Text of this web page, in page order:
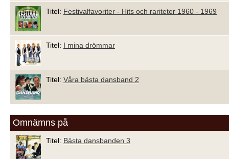
Titel: Festivalfavoriter - Hits och rariteter 1960 - 1969
Titel: I mina drömmar
Titel: Våra bästa dansband 2
Omnämns på
Titel: Bästa dansbanden 3